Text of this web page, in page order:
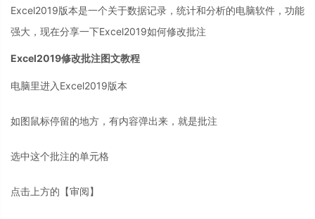
Excel2019版本是一个关于数据记录，统计和分析的电脑软件，功能
强大，现在分享一下Excel2019如何修改批注
Excel2019修改批注图文教程
电脑里进入Excel2019版本
如图鼠标停留的地方，有内容弹出来，就是批注
选中这个批注的单元格
点击上方的【审阅】